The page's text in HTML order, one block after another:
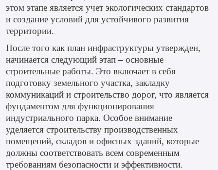
этом этапе является учет экологических стандартов
и создание условий для устойчивого развития
территории.
После того как план инфраструктуры утвержден,
начинается следующий этап – основные
строительные работы. Это включает в себя
подготовку земельного участка, закладку
коммуникаций и строительство дорог, что является
фундаментом для функционирования
индустриального парка. Особое внимание
уделяется строительству производственных
помещений, складов и офисных зданий, которые
должны соответствовать всем современным
требованиям безопасности и эффективности.